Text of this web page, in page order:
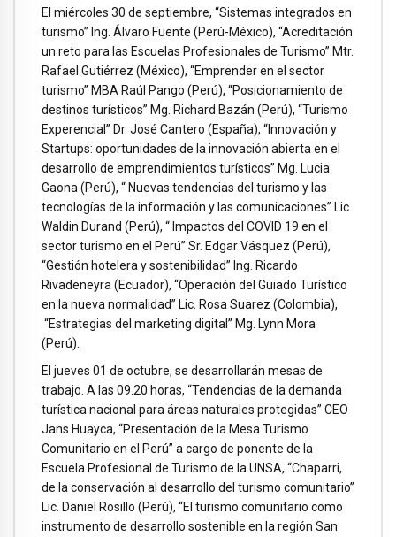
El miércoles 30 de septiembre, “Sistemas integrados en
turismo” Ing. Álvaro Fuente (Perú-México), “Acreditación
un reto para las Escuelas Profesionales de Turismo” Mtr.
Rafael Gutiérrez (México), “Emprender en el sector
turismo” MBA Raúl Pango (Perú), “Posicionamiento de
destinos turísticos” Mg. Richard Bazán (Perú), “Turismo
Experencial” Dr. José Cantero (España), “Innovación y
Startups: oportunidades de la innovación abierta en el
desarrollo de emprendimientos turísticos” Mg. Lucia
Gaona (Perú), “ Nuevas tendencias del turismo y las
tecnologías de la información y las comunicaciones” Lic.
Waldin Durand (Perú), “ Impactos del COVID 19 en el
sector turismo en el Perú” Sr. Edgar Vásquez (Perú),
“Gestión hotelera y sostenibilidad” Ing. Ricardo
Rivadeneyra (Ecuador), “Operación del Guiado Turístico
en la nueva normalidad” Lic. Rosa Suarez (Colombia),
“Estrategias del marketing digital” Mg. Lynn Mora
(Perú).
El jueves 01 de octubre, se desarrollarán mesas de
trabajo. A las 09.20 horas, “Tendencias de la demanda
turística nacional para áreas naturales protegidas” CEO
Jans Huayca, “Presentación de la Mesa Turismo
Comunitario en el Perú” a cargo de ponente de la
Escuela Profesional de Turismo de la UNSA, “Chaparri,
de la conservación al desarrollo del turismo comunitario”
Lic. Daniel Rosillo (Perú), “El turismo comunitario como
instrumento de desarrollo sostenible en la región San